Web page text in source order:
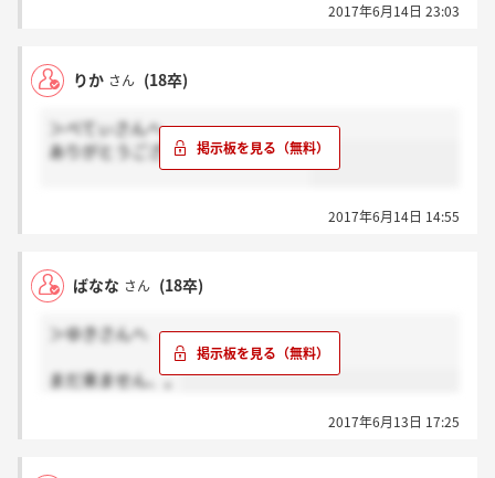
2017年6月14日 23:03
りか さん (18卒)
＞べてぃさんへ
ありがとうございます！！！( ; _ ; )
2017年6月14日 14:55
ばなな さん (18卒)
＞ゆきさんへ
まだ来ません、。
2017年6月13日 17:25